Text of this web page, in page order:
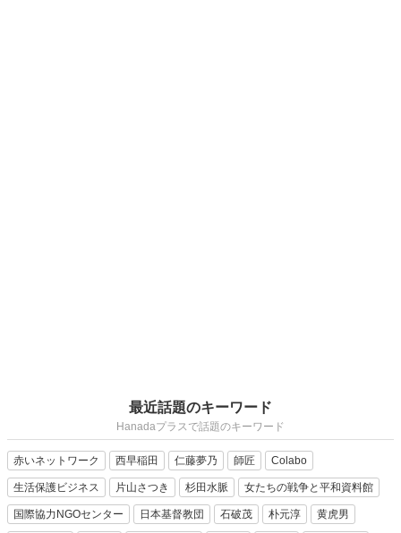
最近話題のキーワード
Hanadaプラスで話題のキーワード
赤いネットワーク 西早稲田 仁藤夢乃 師匠 Colabo
生活保護ビジネス 片山さつき 杉田水脈 女たちの戦争と平和資料館
国際協力NGOセンター 日本基督教団 石破茂 朴元淳 黄虎男